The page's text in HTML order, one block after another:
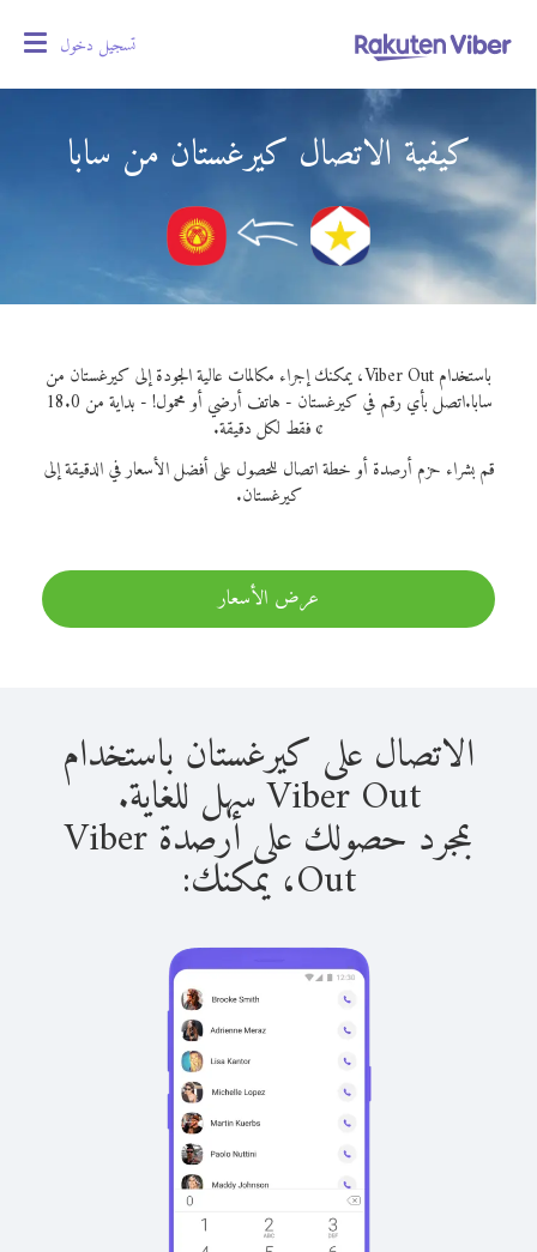
تسجيل دخول
كيفية الاتصال كيرغستان من سابا
باستخدام Viber Out، يمكنك إجراء مكالمات عالية الجودة إلى كيرغستان من
سابا.
اتصل بأي رقم في كيرغستان - هاتف أرضي أو محمول! - بداية من 18.0
¢ فقط لكل دقيقة.
قم بشراء حزم أرصدة أو خطة اتصال للحصول على أفضل الأسعار في الدقيقة إلى
كيرغستان.
عرض الأسعار
الاتصال على كيرغستان باستخدام
Viber Out سهل للغاية.
بمجرد حصولك على أرصدة Viber
Out، يمكنك: